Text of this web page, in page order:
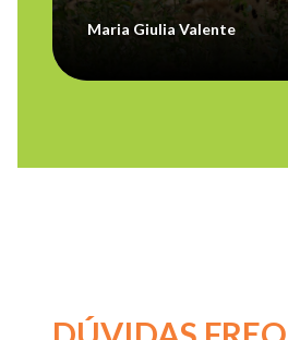
Maria Giulia Valente